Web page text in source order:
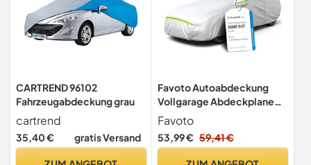
CARTREND 96102
Fahrzeugabdeckung grau
cartrend
35,40 € gratis Versand
Favoto Autoabdeckung
Vollgarage Abdeckplane
Auto Garage Staubdicht
Wasserdicht Autohülle
Autoplane Winter &
Favoto
53,99 € 59,41 €